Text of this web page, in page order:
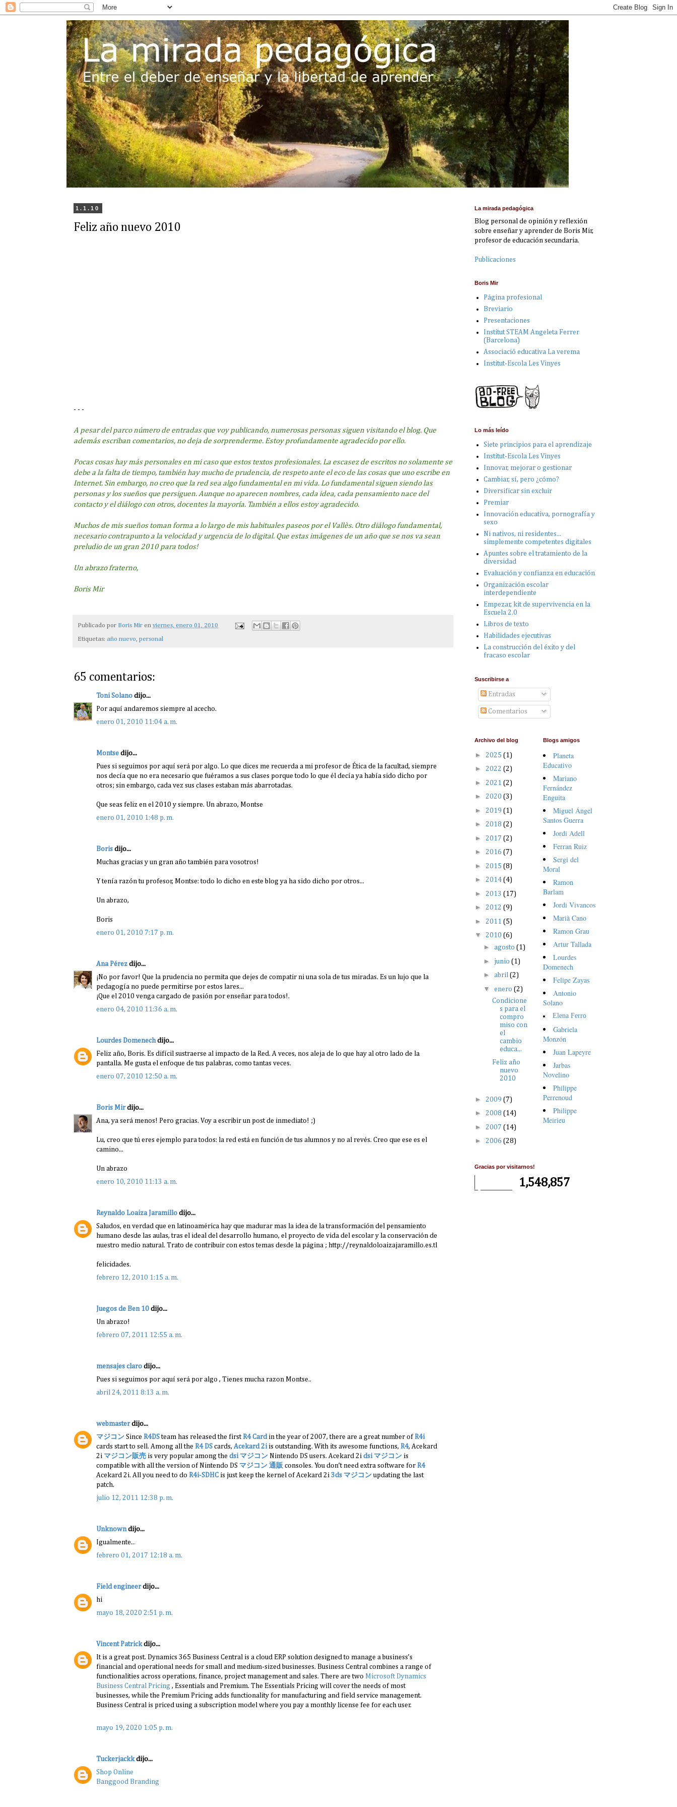
1.1.10
Feliz año nuevo 2010
- - -
A pesar del parco número de entradas que voy publicando, numerosas personas siguen visitando el blog. Que
además escriban comentarios, no deja de sorprenderme. Estoy profundamente agradecido por ello.
Pocas cosas hay más personales en mi caso que estos textos profesionales. La escasez de escritos no solamente se
debe a la falta de tiempo, también hay mucho de prudencia, de respeto ante el eco de las cosas que uno escribe en
Internet. Sin embargo, no creo que la red sea algo fundamental en mi vida. Lo fundamental siguen siendo las
personas y los sueños que persiguen. Aunque no aparecen nombres, cada idea, cada pensamiento nace del
contacto y el diálogo con otros, docentes la mayoría. También a ellos estoy agradecido.
Muchos de mis sueños toman forma a lo largo de mis habituales paseos por el Vallès. Otro diálogo fundamental,
necesario contrapunto a la velocidad y urgencia de lo digital. Que estas imágenes de un año que se nos va sean
preludio de un gran 2010 para todos!
Un abrazo fraterno,
Boris Mir
Publicado por Boris Mir en viernes, enero 01, 2010
Etiquetas: año nuevo, personal
65 comentarios:
Toni Solano dijo...
Por aquí andaremos siempre al acecho.
enero 01, 2010 11:04 a. m.
Montse dijo...
Pues si seguimos por aquí será por algo. Lo que dices me recuerda a mi profesor de Ética de la facultad, siempre
nos decía que no era necesario que fuéramos a sus clases porque todo lo que él decía ya había sido dicho por
otros; sin embargo, cada vez sus clases estaban más abarrotadas.
Que seas feliz en el 2010 y siempre. Un abrazo, Montse
enero 01, 2010 1:48 p. m.
Boris dijo...
Muchas gracias y un gran año también para vosotros!
Y tenía razón tu profesor, Montse: todo lo dicho en este blog ya ha sido dicho por otros...
Un abrazo,
Boris
enero 01, 2010 7:17 p. m.
Ana Pérez dijo...
¡No por favor! Que la prudencia no permita que dejes de compatir ni una sola de tus miradas. Es un lujo que la
pedagogía no puede permitirse por estos lares...
¡Que el 2010 venga cargado de pasión por enseñar para todos!.
enero 04, 2010 11:36 a. m.
Lourdes Domenechdijo...
Feliz año, Boris. Es difícil sustraerse al impacto de la Red. A veces, nos aleja de lo que hay al otro lado de la
pantalla. Me gusta el enfoque de tus palabras, como tantas veces.
enero 07, 2010 12:50 a. m.
Boris Mirdijo...
Ana, ya será menos! Pero gracias. Voy a escribir un post de inmediato! ;)
Lu, creo que tú eres ejemplo para todos: la red está en función de tus alumnos y no al revés. Creo que ese es el
camino...
Un abrazo
enero 10, 2010 11:13 a. m.
Reynaldo Loaiza Jaramillo dijo...
Saludos, en verdad que en latinoamérica hay que madurar mas la idea de la transformación del pensamiento
humano desde las aulas, tras el ideal del desarrollo humano, el proyecto de vida del escolar y la conservación de
nuestro medio natural. Trato de contribuir con estos temas desde la página ; http://reynaldoloaizajaramillo.es.tl
felicidades.
febrero 12, 2010 1:15 a. m.
Juegos de Ben 10 dijo...
Un abrazo!
febrero 07, 2011 12:55 a. m.
mensajes claro dijo...
Pues si seguimos por aquí será por algo , Tienes mucha razon Montse..
abril 24, 2011 8:13 a. m.
webmasterdijo...
マジコン Since R4DSteam has released the first R4 Cardin the year of 2007, there are a great number of R4i
cards start to sell. Among all the R4 DS cards, Acekard 2iis outstanding. With its awesome functions, R4, Acekard
2i マジコン販売 is very popular among the dsi マジコン Nintendo DS users. Acekard 2i dsi マジコン is
compatible with all the version of Nintendo DS マジコン 通販 consoles. You don’t need extra software for R4
Acekard 2i. All you need to do R4i-SDHC is just keep the kernel of Acekard 2i 3ds マジコン updating the last
patch.
julio 12, 2011 12:38 p. m.
Unknowndijo...
Igualmente...
febrero 01, 2017 12:18 a. m.
Field engineerdijo...
hi
mayo 18, 2020 2:51 p. m.
Vincent Patrickdijo...
It is a great post. Dynamics 365 Business Central is a cloud ERP solution designed to manage a business’s
financial and operational needs for small and medium-sized businesses. Business Central combines a range of
functionalities across operations, finance, project management and sales. There are two Microsoft Dynamics
Business Central Pricing , Essentials and Premium. The Essentials Pricing will cover the needs of most
businesses, while the Premium Pricing adds functionality for manufacturing and field service management.
Business Central is priced using a subscription model where you pay a monthly license fee for each user.
mayo 19, 2020 1:05 p. m.
Tuckerjackkdijo...
Shop Online
Banggood Branding
La mirada pedagógica
Blog personal de opinión y reflexión
sobre enseñar y aprender de Boris Mir,
profesor de educación secundaria.
Publicaciones
Boris Mir
Página profesional
Breviario
Presentaciones
Institut STEAM Angeleta Ferrer
(Barcelona)
Associació educativa La verema
Institut-Escola Les Vinyes
Lo más leído
Siete principios para el aprendizaje
Institut-Escola Les Vinyes
Innovar, mejorar o gestionar
Cambiar, sí, pero ¿cómo?
Diversificar sin excluir
Premiar
Innovación educativa, pornografía y
sexo
Ni nativos, ni residentes...
simplemente competentes digitales
Apuntes sobre el tratamiento de la
diversidad
Evaluación y confianza en educación
Organización escolar
interdependiente
Empezar, kit de supervivencia en la
Escuela 2.0
Libros de texto
Habilidades ejecutivas
La construcción del éxito y del
fracaso escolar
Suscribirse a
Entradas
Comentarios
Archivo del blog
► 2025 (1)
► 2022 (2)
► 2021 (2)
► 2020 (3)
► 2019 (1)
► 2018 (2)
► 2017 (2)
► 2016 (7)
► 2015 (8)
► 2014 (4)
► 2013 (17)
► 2012 (9)
► 2011 (5)
▼ 2010 (6)
► agosto (1)
► junio (1)
► abril (2)
▼ enero (2)
Condicione
s para el
compro
miso con
el
cambio
educa...
Feliz año
nuevo
2010
► 2009 (7)
► 2008 (14)
► 2007 (14)
► 2006 (28)
Blogs amigos
Planeta
Educativo
Mariano
Fernández
Enguita
Miguel Ángel
Santos Guerra
Jordi Adell
Ferran Ruiz
Sergi del
Moral
Ramon
Barlam
Jordi Vivancos
Marià Cano
Ramon Grau
Artur Tallada
Lourdes
Domenech
Felipe Zayas
Antonio
Solano
Elena Ferro
Gabriela
Monzón
Juan Lapeyre
Jarbas
Novelino
Philippe
Perrenoud
Philippe
Meirieu
Gracias por visitarnos!
1,548,857